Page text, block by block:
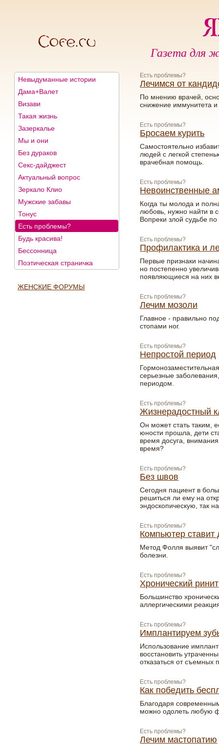
Газета для
Невыдуманные истории
Дама+Валет
Визави
Такая жизнь
Зазеркалье
Мы и они
Без дураков
Секс-дайджест
Актуальный вопрос
Зеркало Клио
Мужские забавы
Тонус
Есть проблемы?
Будь красива!
Бессонница
Поэтическая страничка
ЖЕНСКИЕ ФОРУМЫ
Есть проблемы?
Лечимся от
По мнению врачей,
снижение иммунитета и
Есть проблемы?
Бросаем курить
Самостоятельно
людей с легкой
врачебная помощь.
Есть проблемы?
Невоинственные
Когда ты молода и
любовь, нужно найти в
Вопреки злой судьбе
Есть проблемы?
Профилактика и
Первые признаки
но постепенно
появляющиеся на них
Есть проблемы?
Лечим мозоли
Главное - правильно
стопами ног.
Есть проблемы?
Непростой период
серьезные
периодом.
Есть проблемы?
Жизнерадостный
Он может стать таким,
юности прошла, дети
время досуга,
время?
Есть проблемы?
Без швов
Сегодня пациент в
решиться ли ему на
эндоскопическую, так
Есть проблемы?
Компьютер ставит
Метод Фолля выявит
болезни.
Есть проблемы?
Хронический ринит
Большинство
аллергическими
Есть проблемы?
Имплантируем
Использование
восстановить
отказаться от съемных
Есть проблемы?
Как победить
Благодаря
можно одолеть любую
Есть проблемы?
Лечим мастопатию